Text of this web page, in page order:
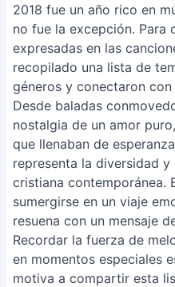
2018 fue un año rico en
no fue la excepción. Para
expresadas en las
recopilado una lista de
géneros y conectaron
Desde baladas
nostalgia de un amor
que llenaban de
representa la diversidad
cristiana contemporánea.
sumergirse en un viaje
resuena con un mensaje
Recordar la fuerza de
en momentos especiales
motiva a compartir esta